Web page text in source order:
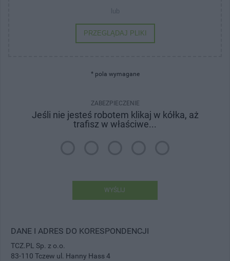
lub
PRZEGLĄDAJ PLIKI
* pola wymagane
ZABEZPIECZENIE
Jeśli nie jesteś robotem klikaj w kółka, aż
trafisz w właściwe...
WYŚLIJ
DANE I ADRES DO KORESPONDENCJI
TCZ.PL Sp. z o.o.
83-110 Tczew ul. Hanny Hass 4